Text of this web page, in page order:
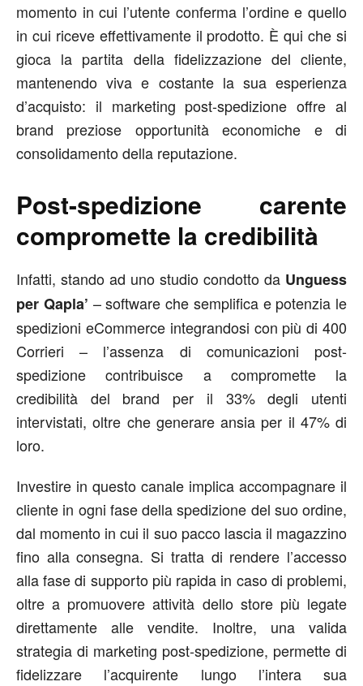
momento in cui l’utente conferma l’ordine e quello
in cui riceve effettivamente il prodotto. È qui che si
gioca la partita della fidelizzazione del cliente,
mantenendo viva e costante la sua esperienza
d’acquisto: il marketing post-spedizione offre al
brand preziose opportunità economiche e di
consolidamento della reputazione.
Post-spedizione carente
compromette la credibilità
Infatti, stando ad uno studio condotto da Unguess
per Qapla’ – software che semplifica e potenzia le
spedizioni eCommerce integrandosi con più di 400
Corrieri – l’assenza di comunicazioni post-
spedizione contribuisce a compromette la
credibilità del brand per il 33% degli utenti
intervistati, oltre che generare ansia per il 47% di
loro.
Investire in questo canale implica accompagnare il
cliente in ogni fase della spedizione del suo ordine,
dal momento in cui il suo pacco lascia il magazzino
fino alla consegna. Si tratta di rendere l’accesso
alla fase di supporto più rapida in caso di problemi,
oltre a promuovere attività dello store più legate
direttamente alle vendite. Inoltre, una valida
strategia di marketing post-spedizione, permette di
fidelizzare l’acquirente lungo l’intera sua